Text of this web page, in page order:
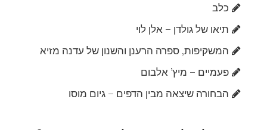
כלב
תיאו של גולדן – אלן לוי
המשקיפות, ספרה הרענן והשנון של עדנה מזיא
פעמיים – מיץ’ אלבום
הבחורה שיצאה מבין הדפים – גיום מוסו